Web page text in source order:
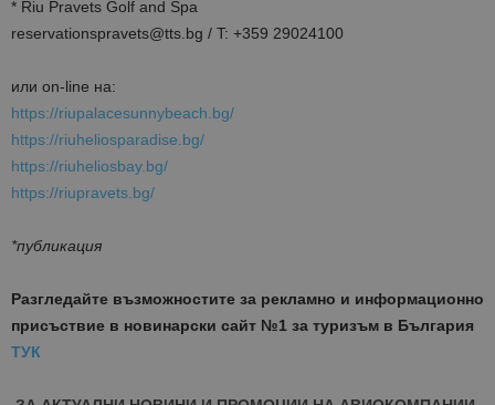
* Riu Pravets Golf and Spa
reservationspravets@tts.bg / T: +359 29024100
или on-line на:
https://riupalacesunnybeach.bg/
https://riuheliosparadise.bg/
https://riuheliosbay.bg/
https://riupravets.bg/
*публикация
Разгледайте възможностите за рекламно и информационно
присъствие в новинарски сайт №1 за туризъм в България
ТУК